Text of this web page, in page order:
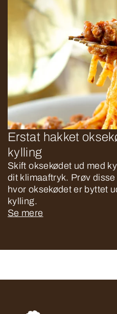
Erstat hakket
kylling
Skift oksekødet ud med
dit klimaaftryk. Prøv
hvor oksekødet er byttet
kylling.
Se mere